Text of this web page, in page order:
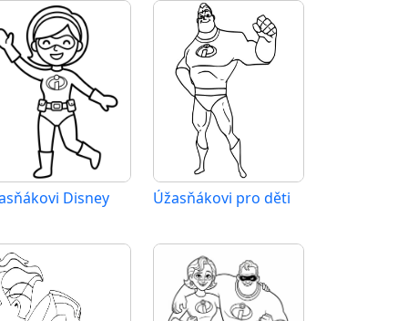
Disney Úžasňákovi pro děti